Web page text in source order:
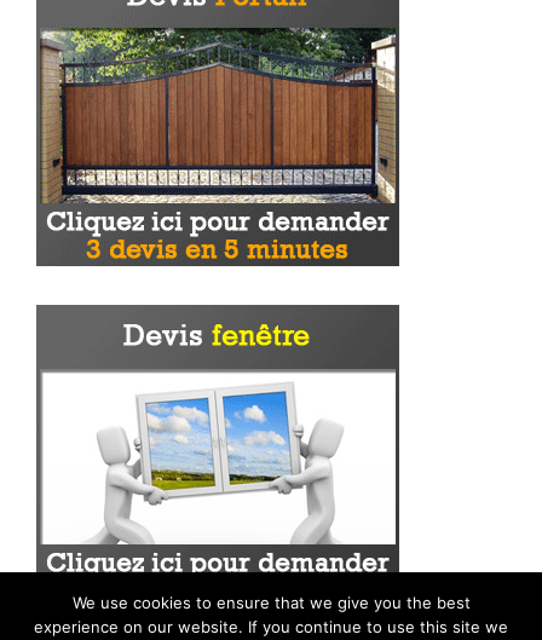
We use cookies to ensure that we give you the best
experience on our website. If you continue to use this site we